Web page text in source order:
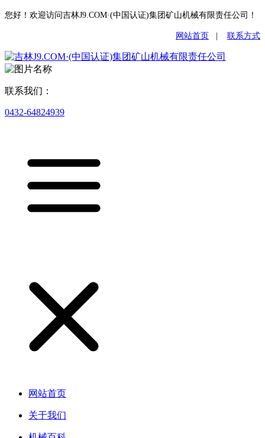
您好！欢迎访问吉林J9.COM·(中国认证)集团矿山机械有限责任公司！
网站首页 联系方式
联系我们：
0432-64824939
网站首页
关于我们